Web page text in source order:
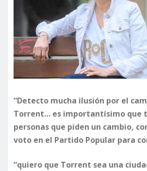
“Detecto mucha ilusión por el
Torrent… es importantísimo que
personas que piden un cambio,
voto en el Partido Popular para
“quiero que Torrent sea una